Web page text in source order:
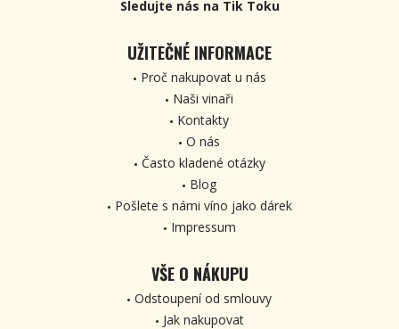
Sledujte nás na Tik Toku
UŽITEČNÉ INFORMACE
Proč nakupovat u nás
Naši vinaři
Kontakty
O nás
Často kladené otázky
Blog
Pošlete s námi víno jako dárek
Impressum
VŠE O NÁKUPU
Odstoupení od smlouvy
Jak nakupovat